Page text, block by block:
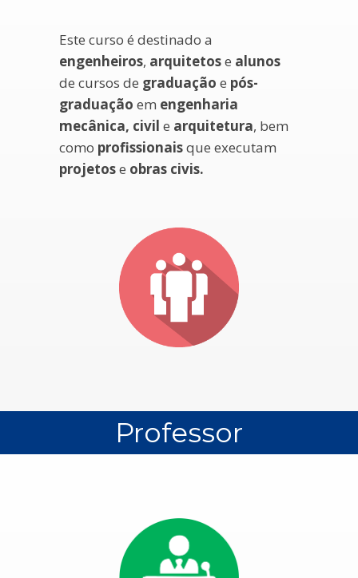
Este curso é destinado a
engenheiros, arquitetose alunos
de cursos de graduação e pós-
graduação em engenharia
mecânica, civil e arquitetura, bem
como profissionaisque executam
projetose obras civis.
Professor